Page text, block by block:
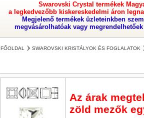
Swarovski Crystal termékek
a legkedvezőbb kiskereskedelmi áron
Megjelenő termékek üzleteinkben
megvásárolhatóak vagy
FŐOLDAL SWAROVSKI KRISTÁLYOK ÉS FOGLALATOK
Az árak
zöld mezők